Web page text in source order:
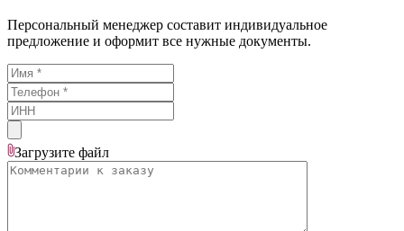
Персональный менеджер составит индивидуальное
предложение и оформит все нужные документы.
Загрузите файл